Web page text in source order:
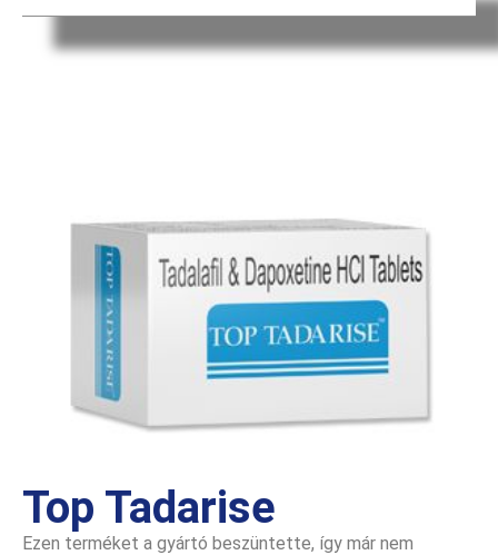
Top Tadarise
Ezen terméket a gyártó beszüntette, így már nem